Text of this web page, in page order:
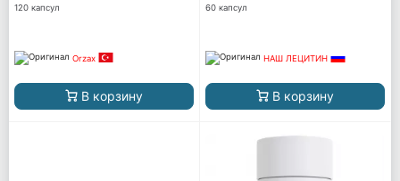
120 капсул
Orzax
В корзину
60 капсул
НАШ ЛЕЦИТИН
В корзину